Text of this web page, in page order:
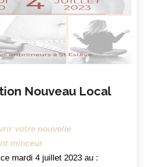
Nouveau Local
votre nouvelle
minceur
mardi 4 juillet 2023 au :